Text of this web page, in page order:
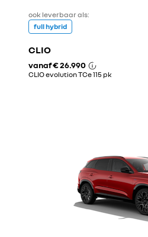
ook leverbaar als:
full hybrid
CLIO
vanaf€ 26.990
CLIO evolution TCe 115 pk